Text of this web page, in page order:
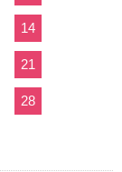
14
21
28